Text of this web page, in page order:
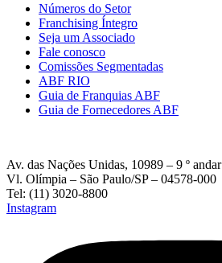
Números do Setor
Franchising Íntegro
Seja um Associado
Fale conosco
Comissões Segmentadas
ABF RIO
Guia de Franquias ABF
Guia de Fornecedores ABF
Av. das Nações Unidas, 10989 – 9 º andar
Vl. Olímpia – São Paulo/SP – 04578-000
Tel: (11) 3020-8800
Instagram